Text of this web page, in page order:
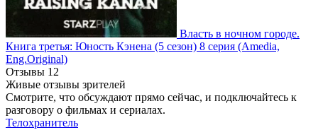
Власть в ночном городе.
Книга третья: Юность Кэнена (5 сезон) 8 серия (Amedia,
Eng.Original)
Отзывы 12
Живые отзывы зрителей
Смотрите, что обсуждают прямо сейчас, и подключайтесь к
разговору о фильмах и сериалах.
Телохранитель